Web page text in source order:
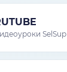
SelSup